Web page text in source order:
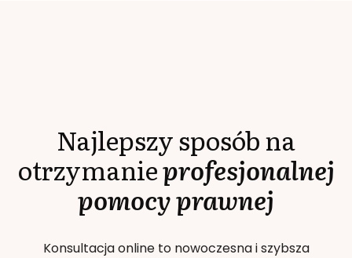
Najlepszy sposób na
otrzymanieprofesjonalnej
pomocy prawnej
Konsultacja online to nowoczesna i szybsza